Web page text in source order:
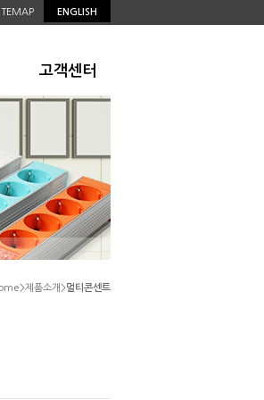
ENGLISH
고객센터
제품소개>멀티콘센트